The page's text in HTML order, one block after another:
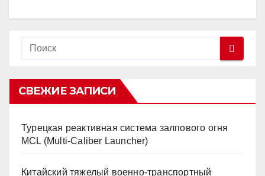
СВЕЖИЕ ЗАПИСИ
Турецкая реактивная система залпового огня
MCL (Multi-Caliber Launcher)
Китайский тяжелый военно-транспортный